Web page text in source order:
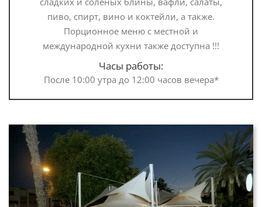
пиво, спирт, вино и коктейли, а также.
Порционное меню с местной и
международной кухни также доступна !!!
Часы работы:
После 10:00 утра до 12:00 часов вечера*